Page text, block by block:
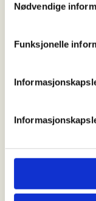
Nødvendige
Funksjonelle
Bli med på
informasjon over
Meld deg gjerne
hva slags type
Mer